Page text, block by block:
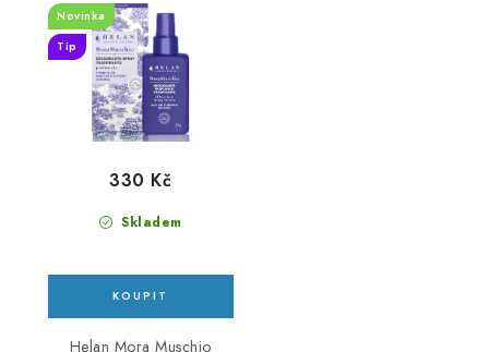
Novinka
Tip
Skladem
330 Kč
Helan Mora Muschio